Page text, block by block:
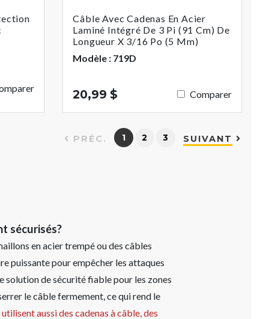
Câble Avec Cadenas En Acier
Laminé Intégré De 3 Pi (91 Cm) De
Longueur X 3/16 Po (5 Mm)
Modèle : 719D
20,99 $ Comparer
PRÉC. 1 2 3 SUIVANT
sécurisés?
en acier trempé ou des câbles
puissante pour empêcher les attaques
solution de sécurité fiable pour les zones
le câble fermement, ce qui rend le
aussi des cadenas à câble, des